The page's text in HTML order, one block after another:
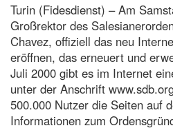
Turin (Fidesdienst) – Am
Großrektor des
Chavez, offiziell das neu
eröffnen, das erneuert und
Juli 2000 gibt es im Internet
unter der Anschrift
500.000 Nutzer die Seiten auf
Informationen zum